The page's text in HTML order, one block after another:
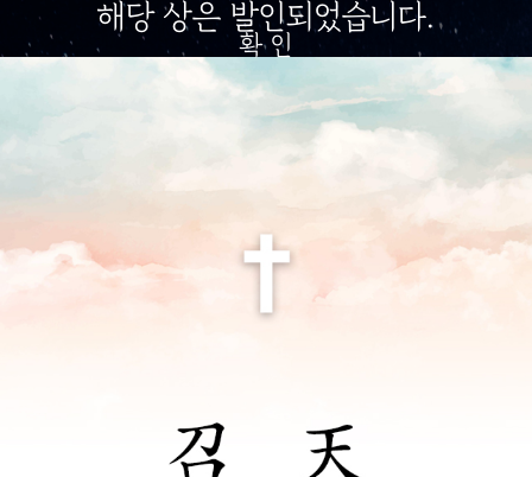
해당 상은 발인되었습니다.
확 인